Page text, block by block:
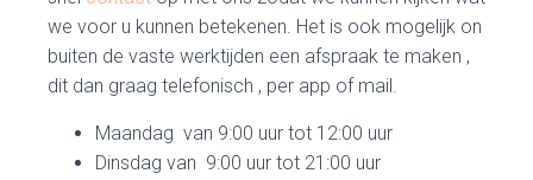
we voor u kunnen betekenen. Het is ook mogelijk on
buiten de vaste werktijden een afspraak te maken ,
dit dan graag telefonisch , per app of mail.
Maandag van 9:00 uur tot 12:00 uur
Dinsdag van 9:00 uur tot 21:00 uur